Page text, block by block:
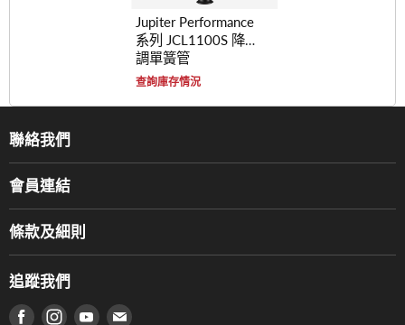
Jupiter Performance
系列 JCL1100S 降B
調單簧管
查詢庫存情況
聯絡我們
服務部
通利工程
登記保養
產品序號查詢
會員連結
香港管弦樂導師協會
條款及細則
使用條款及細則
私隱條款
追蹤我們
在 Facebook 上找到我們
在 Instagram 上找到我們
在 Youtube 上找到我們
在 電子郵件 上找到我們